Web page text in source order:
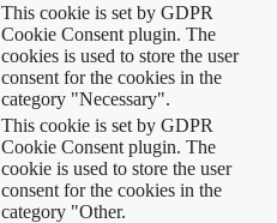
This cookie is set by GDPR
Cookie Consent plugin. The
cookies is used to store the user
consent for the cookies in the
category "Necessary".
This cookie is set by GDPR
Cookie Consent plugin. The
cookie is used to store the user
consent for the cookies in the
category "Other.